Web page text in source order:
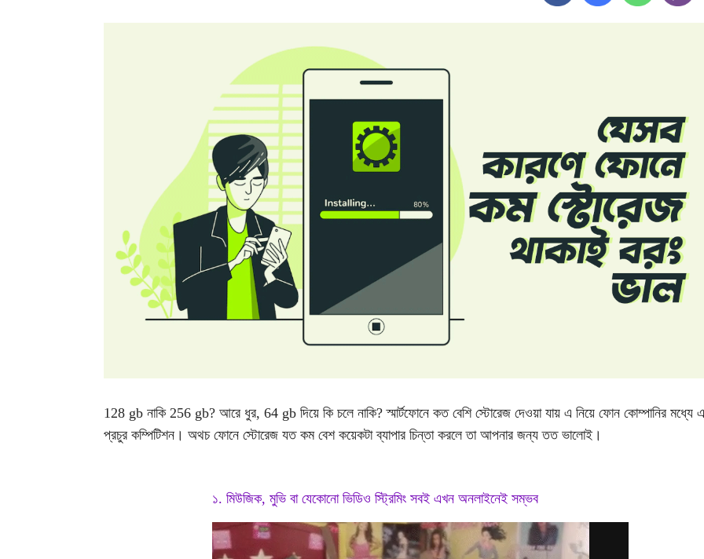
128 gb নাকি 256 gb? আরে ধুর, 64 gb দিয়ে কি চলে নাকি? স্মার্টফোনে কত বেশি স্টোরেজ দেওয়া যায় এ নিয়ে ফোন কোম্পানির মধ্যে
প্রচুর কম্পিটিশন। অথচ ফোনে স্টোরেজ যত কম বেশ কয়েকটা ব্যাপার চিন্তা করলে তা আপনার জন্য তত ভালোই।
১. মিউজিক, মুভি বা যেকোনো ভিডিও স্ট্রিমিং সবই এখন অনলাইনেই সম্ভব